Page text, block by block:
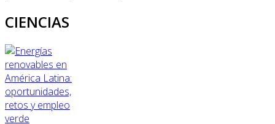
CIENCIAS